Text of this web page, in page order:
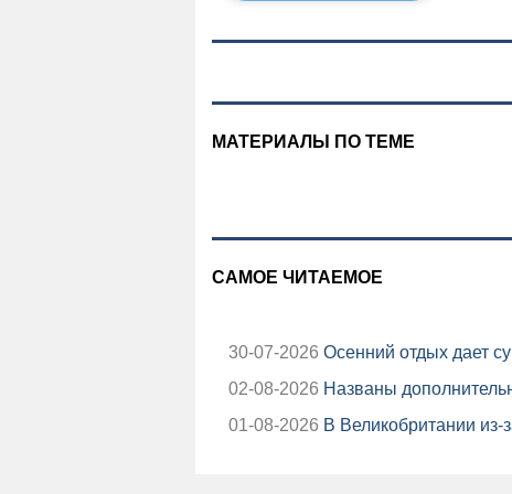
МАТЕРИАЛЫ ПО ТЕМЕ
САМОЕ ЧИТАЕМОЕ
30-07-2026 Осенний отдых дает
02-08-2026 Названы
01-08-2026 В Великобритании из-